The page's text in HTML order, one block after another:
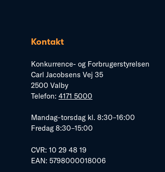
Kontakt
Konkurrence- og Forbrugerstyrelsen
Carl Jacobsens Vej 35
2500 Valby
Telefon: 4171 5000
Mandag–torsdag kl. 8:30–16:00
Fredag 8:30–15:00
CVR: 10 29 48 19
EAN: 5798000018006